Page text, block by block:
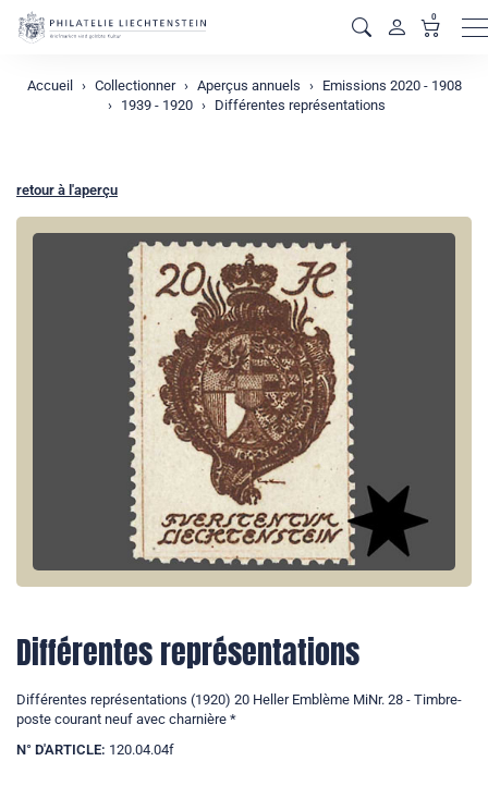
0
Accueil Collectionner Aperçus annuels
Emissions 2020 - 1908
1939 - 1920
Différentes représentations
retour à l'aperçu
Différentes représentations
Différentes représentations (1920) 20 Heller Emblème MiNr. 28 - Timbre-
poste courant neuf avec charnière *
N° D'ARTICLE: 120.04.04f